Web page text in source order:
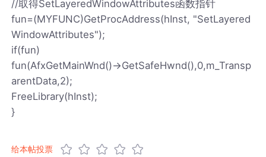
//取得SetLayeredWindowAttributes函数指针
fun=(MYFUNC)GetProcAddress(hInst, "SetLayered
WindowAttributes");
if(fun)
fun(AfxGetMainWnd()->GetSafeHwnd(),0,m_Transp
arentData,2);
FreeLibrary(hInst);
}
给本帖投票